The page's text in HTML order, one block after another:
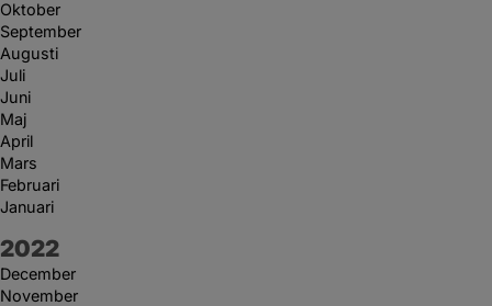
Oktober
September
Augusti
Juli
Juni
Maj
April
Mars
Februari
Januari
År:
2022
December
November